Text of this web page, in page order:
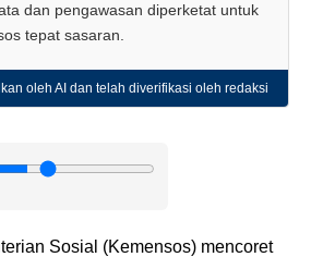
dan pengawasan diperketat untuk
tepat sasaran.
oleh AI dan telah diverifikasi oleh redaksi
Sosial (Kemensos) mencoret